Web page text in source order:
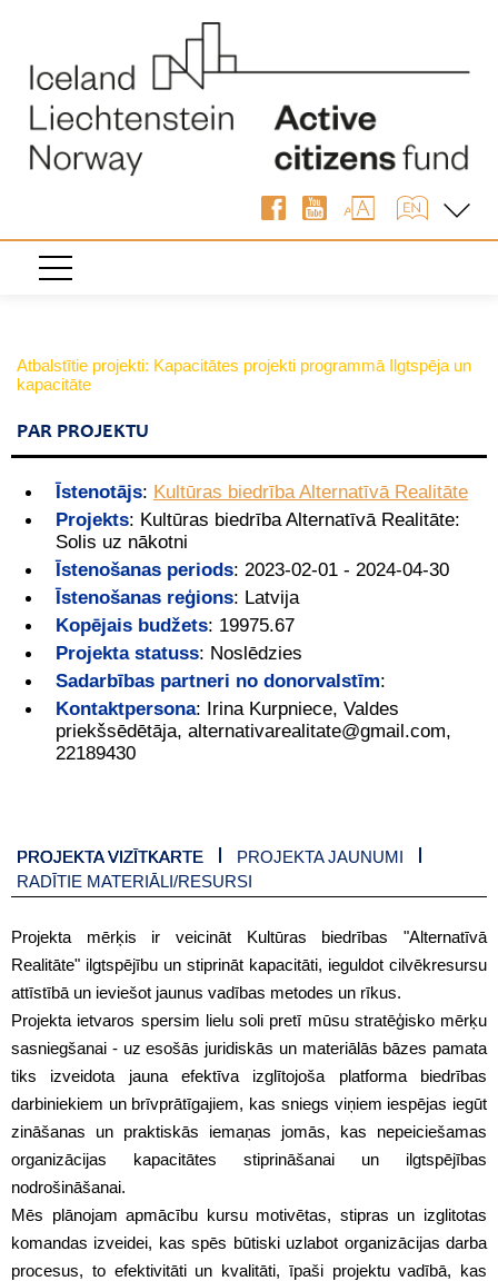
Atbalstītie projekti: Kapacitātes projekti programmā Ilgtspēja un
kapacitāte
PAR PROJEKTU
Īstenotājs: Kultūras biedrība Alternatīvā Realitāte
Projekts: Kultūras biedrība Alternatīvā Realitāte:
Solis uz nākotni
Īstenošanas periods: 2023-02-01 - 2024-04-30
Īstenošanas reģions: Latvija
Kopējais budžets: 19975.67
Projekta statuss: Noslēdzies
Sadarbības partneri no donorvalstīm:
Kontaktpersona: Irina Kurpniece, Valdes
priekšsēdētāja, alternativarealitate@gmail.com,
22189430
PROJEKTA VIZĪTKARTE
PROJEKTA JAUNUMI
RADĪTIE MATERIĀLI/RESURSI
Projekta mērķis ir veicināt Kultūras biedrības "Alternatīvā
Realitāte" ilgtspējību un stiprināt kapacitāti, ieguldot cilvēkresursu
attīstībā un ieviešot jaunus vadības metodes un rīkus.
Projekta ietvaros spersim lielu soli pretī mūsu stratēģisko mērķu
sasniegšanai - uz esošās juridiskās un materiālās bāzes pamata
tiks izveidota jauna efektīva izglītojoša platforma biedrības
darbiniekiem un brīvprātīgajiem, kas sniegs viņiem iespējas iegūt
zināšanas un praktiskās iemaņas jomās, kas nepeiciešamas
organizācijas kapacitātes stiprināšanai un ilgtspējības
nodrošināšanai.
Mēs plānojam apmācību kursu motivētas, stipras un izglitotas
komandas izveidei, kas spēs būtiski uzlabot organizācijas darba
procesus, to efektivitāti un kvalitāti, īpaši projektu vadībā, kas